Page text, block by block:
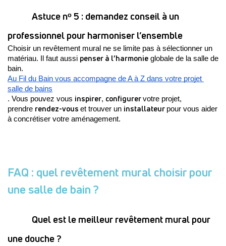
Astuce nᵒ 5 : demandez conseil à un
professionnel pour harmoniser l’ensemble
Choisir un revêtement mural ne se limite pas à sélectionner un
matériau. Il faut aussi penser à l’harmonie globale de la salle de
bain.
Au Fil du Bain vous accompagne de A à Z dans votre projet
salle de bains
. Vous pouvez vous inspirer, configurer votre projet,
prendre rendez-vous et trouver un installateur pour vous aider
à concrétiser votre aménagement.
FAQ : quel revêtement mural choisir pour
une salle de bain ?
Quel est le meilleur revêtement mural pour
une douche ?